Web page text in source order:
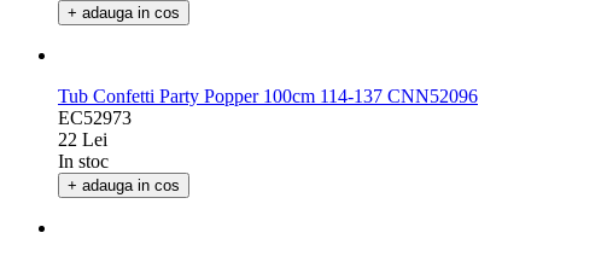
+ adauga in cos
Tub Confetti Party Popper 100cm 114-137 CNN52096
EC52973
22 Lei
In stoc
+ adauga in cos